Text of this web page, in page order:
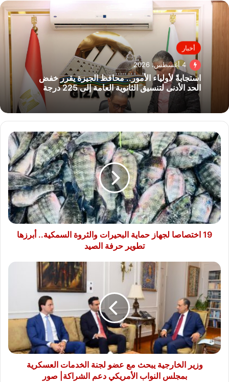
أخبار
4 أغسطس، 2026
استجابةً لأولياء الأمور.. محافظ الجيزة يقرر خفض
الحد الأدنى لتنسيق الثانوية العامة إلى 225 درجة
19
اختصاصا
لجهاز
حماية
البحيرات
والثروة
السمكية..
أبرزها
تطوير
حرفة
19 اختصاصا لجهاز حماية البحيرات والثروة السمكية.. أبرزها
تطوير حرفة الصيد
وزير
الخارجية
يبحث
مع
عضو
لجنة
الخدمات
العسكرية
بمجلس
وزير الخارجية يبحث مع عضو لجنة الخدمات العسكرية
بمجلس النواب الأمريكي دعم الشراكة| صور